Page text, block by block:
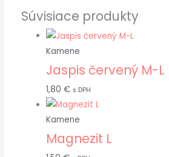
Súvisiace produkty
Kamene
Jaspis červený M-L
1,80 € s DPH
Kamene
Magnezit L